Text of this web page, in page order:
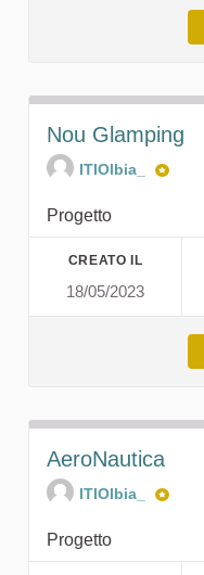
Nou Glamping
ITIOlbia_
Progetto
CREATO IL
18/05/2023
AeroNautica
ITIOlbia_
Progetto